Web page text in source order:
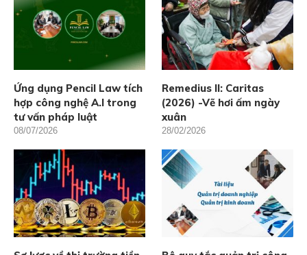
Ứng dụng Pencil Law tích
hợp công nghệ A.I trong
tư vấn pháp luật
08/07/2026
Remedius II: Caritas
(2026) -Vẽ hơi ấm ngày
xuân
28/02/2026